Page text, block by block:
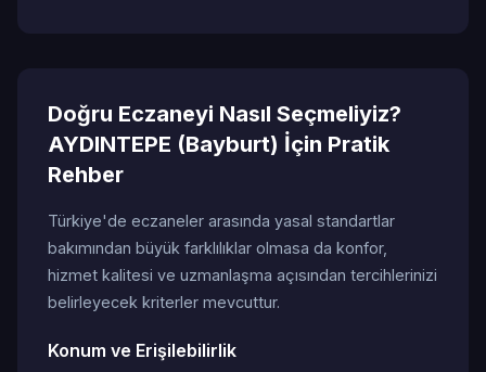
Doğru Eczaneyi Nasıl Seçmeliyiz?
AYDINTEPE (Bayburt) İçin Pratik
Rehber
Türkiye'de eczaneler arasında yasal standartlar
bakımından büyük farklılıklar olmasa da konfor,
hizmet kalitesi ve uzmanlaşma açısından tercihlerinizi
belirleyecek kriterler mevcuttur.
Konum ve Erişilebilirlik